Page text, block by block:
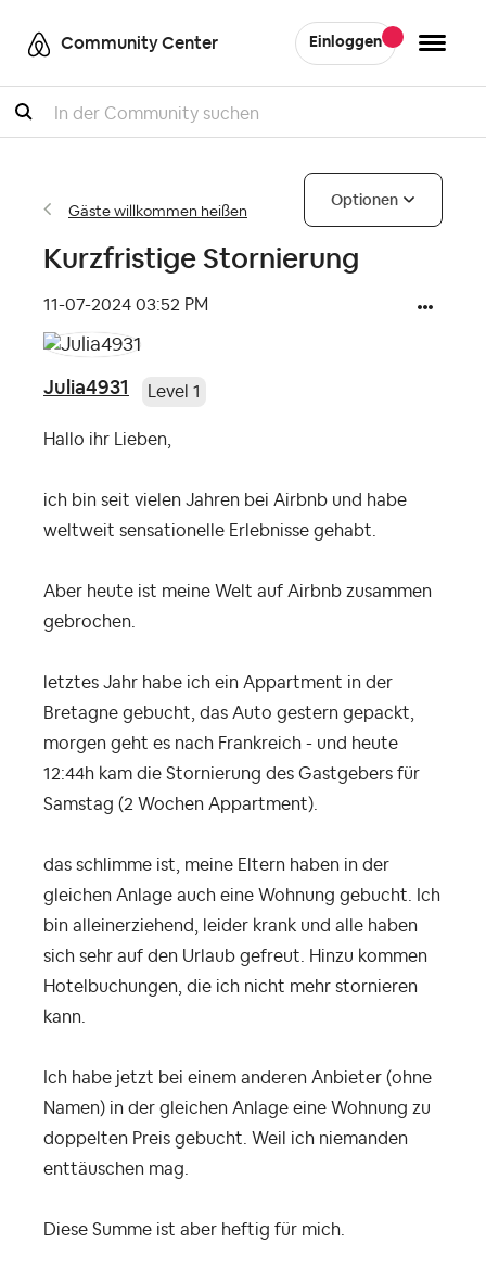
Community Center Einloggen
Suche
Gäste willkommen heißen
Optionen
Kurzfristige Stornierung
‎11-07-2024 03:52 PM
Julia4931 Level 1
Hallo ihr Lieben,
ich bin seit vielen Jahren bei Airbnb und habe
weltweit sensationelle Erlebnisse gehabt.
Aber heute ist meine Welt auf Airbnb zusammen
gebrochen.
letztes Jahr habe ich ein Appartment in der
Bretagne gebucht, das Auto gestern gepackt,
morgen geht es nach Frankreich - und heute
12:44h kam die Stornierung des Gastgebers für
Samstag (2 Wochen Appartment).
das schlimme ist, meine Eltern haben in der
gleichen Anlage auch eine Wohnung gebucht. Ich
bin alleinerziehend, leider krank und alle haben
sich sehr auf den Urlaub gefreut. Hinzu kommen
Hotelbuchungen, die ich nicht mehr stornieren
kann.
Ich habe jetzt bei einem anderen Anbieter (ohne
Namen) in der gleichen Anlage eine Wohnung zu
doppelten Preis gebucht. Weil ich niemanden
enttäuschen mag.
Diese Summe ist aber heftig für mich.